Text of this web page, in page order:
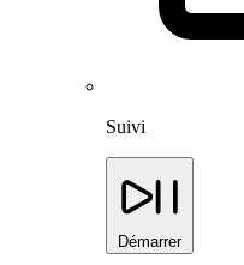
Suivi
Démarrer